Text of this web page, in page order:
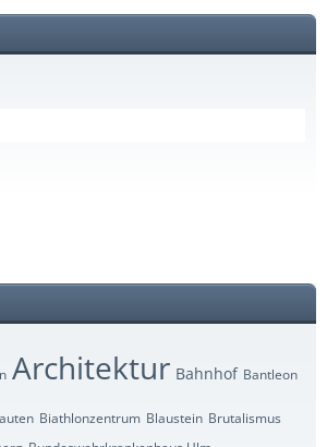
Architektur Bahnhof Bantleon
Biathlonzentrum Blaustein Brutalismus